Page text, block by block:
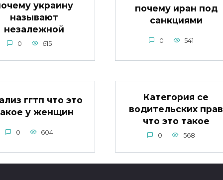
украину
называют
незалежной
0 615
почему иран под
санкциями
0 541
ггтп что это
у женщин
0 604
Категория се
водительских прав
что это такое
0 568